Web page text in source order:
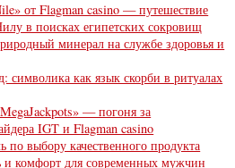
от Flagman casino — путешествие
в поисках египетских сокровищ
минерал на службе здоровья и
символика как язык скорби в ритуалах
— погоня за
IGT и Flagman casino
по выбору качественного продукта
комфорт для современных мужчин